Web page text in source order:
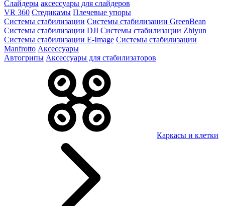
Слайдеры аксессуары для слайдеров
VR 360 Стедикамы Плечевые упоры
Системы стабилизации Системы стабилизации GreenBean
Системы стабилизации DJI Системы стабилизации Zhiyun
Системы стабилизации E-Image Системы стабилизации
Manfrotto Аксессуары
Автогрипы Аксессуары для стабилизаторов
Каркасы и клетки